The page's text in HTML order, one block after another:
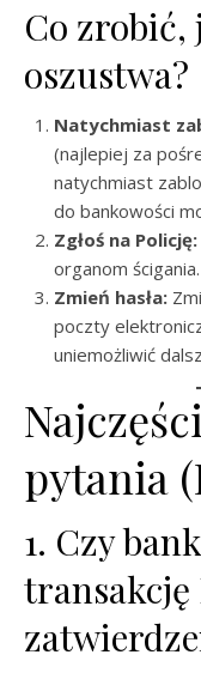
Co zrobić,
oszustwa?
Natychmiast
(najlepiej za
natychmiast
do bankowości
Zgłoś na Policję:
organom ścigania.
Zmień hasła:
poczty
uniemożliwić
pytania
1. Czy
transakcję